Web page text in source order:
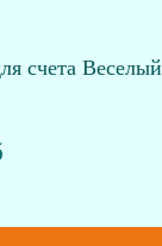
счета Веселый